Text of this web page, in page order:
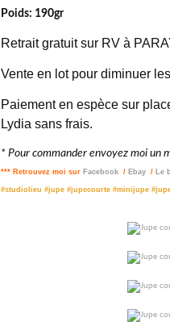
Poids: 190gr
Retrait gratuit sur RV à
Vente en lot pour diminuer
Paiement en espèce sur
Lydia sans frais.
* Pour commander envoyez moi un
*** Retrouvez moi sur Facebook / Ebay / Le
#studiolieu #jupe #jupecourte #minijupe